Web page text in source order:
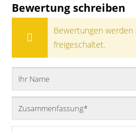
Bewertung schreiben
Bewertungen
freigeschaltet.